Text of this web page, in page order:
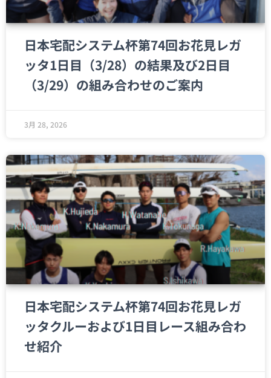
日本宅配システム杯第74回お花見レガ
ッタ1日目（3/28）の結果及び2日目
（3/29）の組み合わせのご案内
3月 28, 2026
日本宅配システム杯第74回お花見レガ
ッタクルーおよび1日目レース組み合わ
せ紹介